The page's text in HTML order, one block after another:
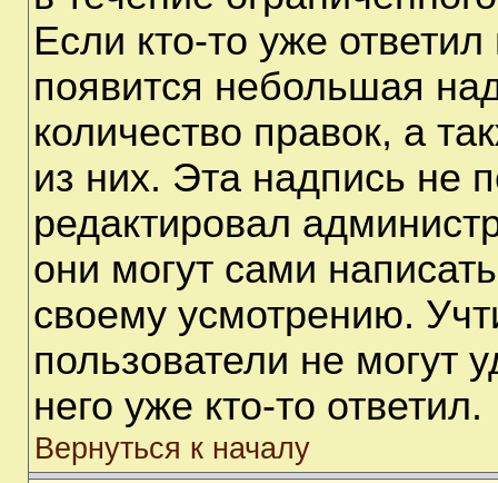
Если кто-то уже
появится небольшая
количество правок, а
из них. Эта надпись не
редактировал
они могут сами
своему усмотрению.
пользователи не могут
него уже кто-то ответил.
Вернуться к началу